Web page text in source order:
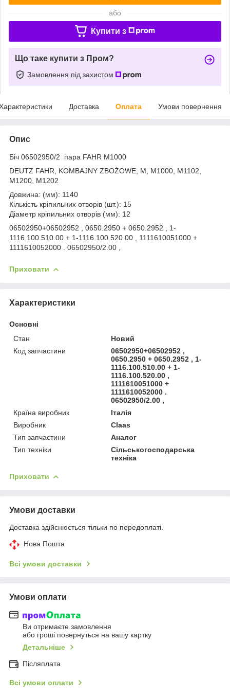
або
Купити з
Що таке купити з Пром?
Замовлення під захистом
Доставка Оплата Умови повернення
Опис
Біч 06502950/2 пара FAHR M1000
DEUTZ FAHR, KOMBAJNY ZBOŻOWE, M, M1000, M1102,
M1200, M1202
Довжина: (мм): 1140
Кількість кріпильних отворів (шт.): 15
Діаметр кріпильних отворів (мм): 12
06502950+06502952 , 0650.2950 + 0650.2952 , 1-
1116.100.510.00 + 1-1116.100.520.00 , 1111610051000 +
1111610052000 . 06502950/2.00 ,
Приховати
Характеристики
Основні
Стан
Новий
Код запчастини
06502950+06502952 ,
0650.2950 + 0650.2952 , 1-
1116.100.510.00 + 1-
1116.100.520.00 ,
1111610051000 +
1111610052000 .
06502950/2.00 ,
Країна виробник
Італія
Виробник
Claas
Тип запчастини
Аналог
Тип техніки
Сільськогосподарська
техніка
Приховати
Умови доставки
Доставка здійснюється тільки по передоплаті.
Нова Пошта
Всі умови доставки
Умови оплати
Ви отримаєте замовлення
або гроші повернуться на вашу картку
Детальніше
Післяплата
Всі умови оплати